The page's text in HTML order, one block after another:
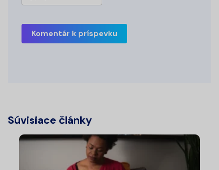
Komentár k príspevku
Súvisiace články